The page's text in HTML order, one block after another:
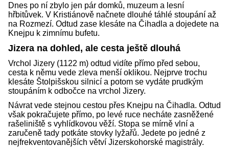
Dnes po ní zbylo jen pár domků, muzeum a lesní
hřbitůvek. V Kristiánově načnete dlouhé táhlé stoupání až
na Rozmezí. Odtud zase klesáte na Čihadla a dojedete na
Knejpu k zimnímu bufetu.
Jizera na dohled, ale cesta ještě dlouhá
Vrchol Jizery (1122 m) odtud vidíte přímo před sebou,
cesta k němu vede zleva menší oklikou. Nejprve trochu
klesáte Štolpišskou silnicí a potom se vydáte prudkým
stoupáním k odbočce na vrchol Jizery.
Návrat vede stejnou cestou přes Knejpu na Čihadla. Odtud
však pokračujete přímo, po levé ruce necháte zasněžené
rašeliniště s vyhlídkovou věží. Stopa se mírně vlní a
zaručeně tady potkáte stovky lyžařů. Jedete po jedné z
nejfrekventovanějších větví Jizerskohorské magistrály.